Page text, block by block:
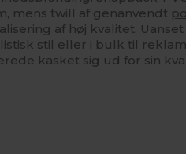
mens twill af genanvendt
af høj kvalitet.
stil eller i bulk til
kasket sig ud for sin